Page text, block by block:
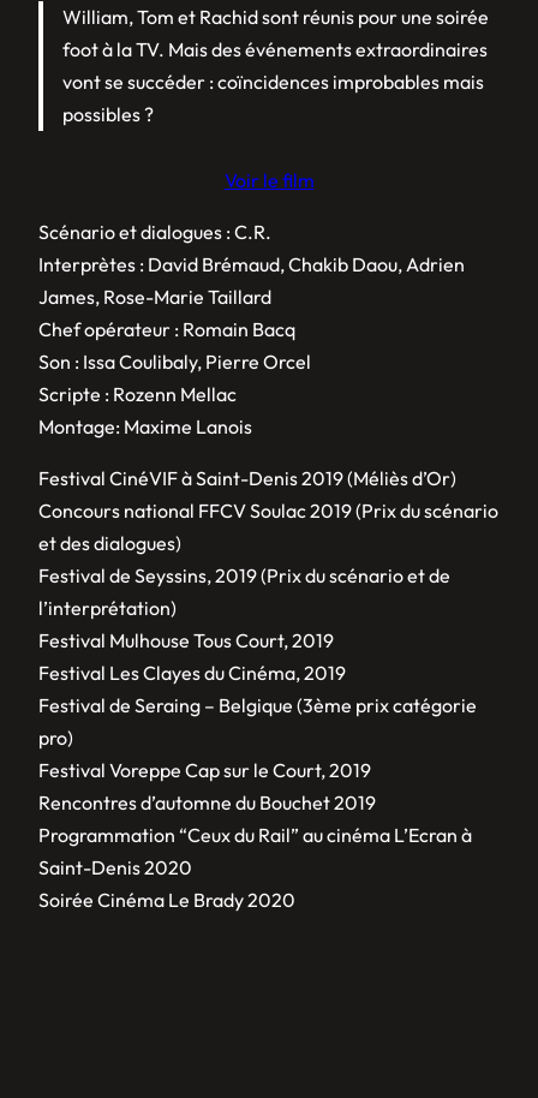
William, Tom et Rachid sont réunis pour une soirée
foot à la TV. Mais des événements extraordinaires
vont se succéder : coïncidences improbables mais
possibles ?
Voir le film
Scénario et dialogues : C.R.
Interprètes : David Brémaud, Chakib Daou, Adrien
James, Rose-Marie Taillard
Chef opérateur : Romain Bacq
Son : Issa Coulibaly, Pierre Orcel
Scripte : Rozenn Mellac
Montage: Maxime Lanois
Festival CinéVIF à Saint-Denis 2019 (Méliès d’Or)
Concours national FFCV Soulac 2019 (Prix du scénario
et des dialogues)
Festival de Seyssins, 2019 (Prix du scénario et de
l’interprétation)
Festival Mulhouse Tous Court, 2019
Festival Les Clayes du Cinéma, 2019
Festival de Seraing – Belgique (3ème prix catégorie
pro)
Festival Voreppe Cap sur le Court, 2019
Rencontres d’automne du Bouchet 2019
Programmation “Ceux du Rail” au cinéma L’Ecran à
Saint-Denis 2020
Soirée Cinéma Le Brady 2020